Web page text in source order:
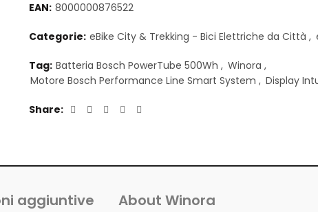
EAN: 8000000876522
Categorie: eBike City & Trekking - Bici Elettriche da Città ,
Tag: Batteria Bosch PowerTube 500Wh , Winora ,
Motore Bosch Performance Line Smart System , Display
Share
aggiuntive About Winora